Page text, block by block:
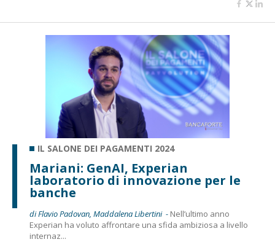
IL SALONE DEI PAGAMENTI 2024
Mariani: GenAI, Experian
laboratorio di innovazione per le
banche
di Flavio Padovan, Maddalena Libertini - Nell’ultimo anno
Experian ha voluto affrontare una sfida ambiziosa a livello
internaz...